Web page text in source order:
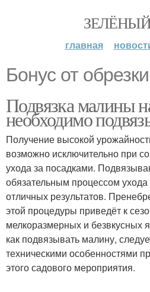
главная
Бонус от обрезки
Подвязка малины
необходимо
Получение высокой
возможно исключительно при
ухода за посадками.
обязательным процессом
отличных результатов.
этой процедуры приведёт к
мелкоразмерных и безвкусных
как подвязывать малину,
техническими особенностями
этого садового мероприятия.